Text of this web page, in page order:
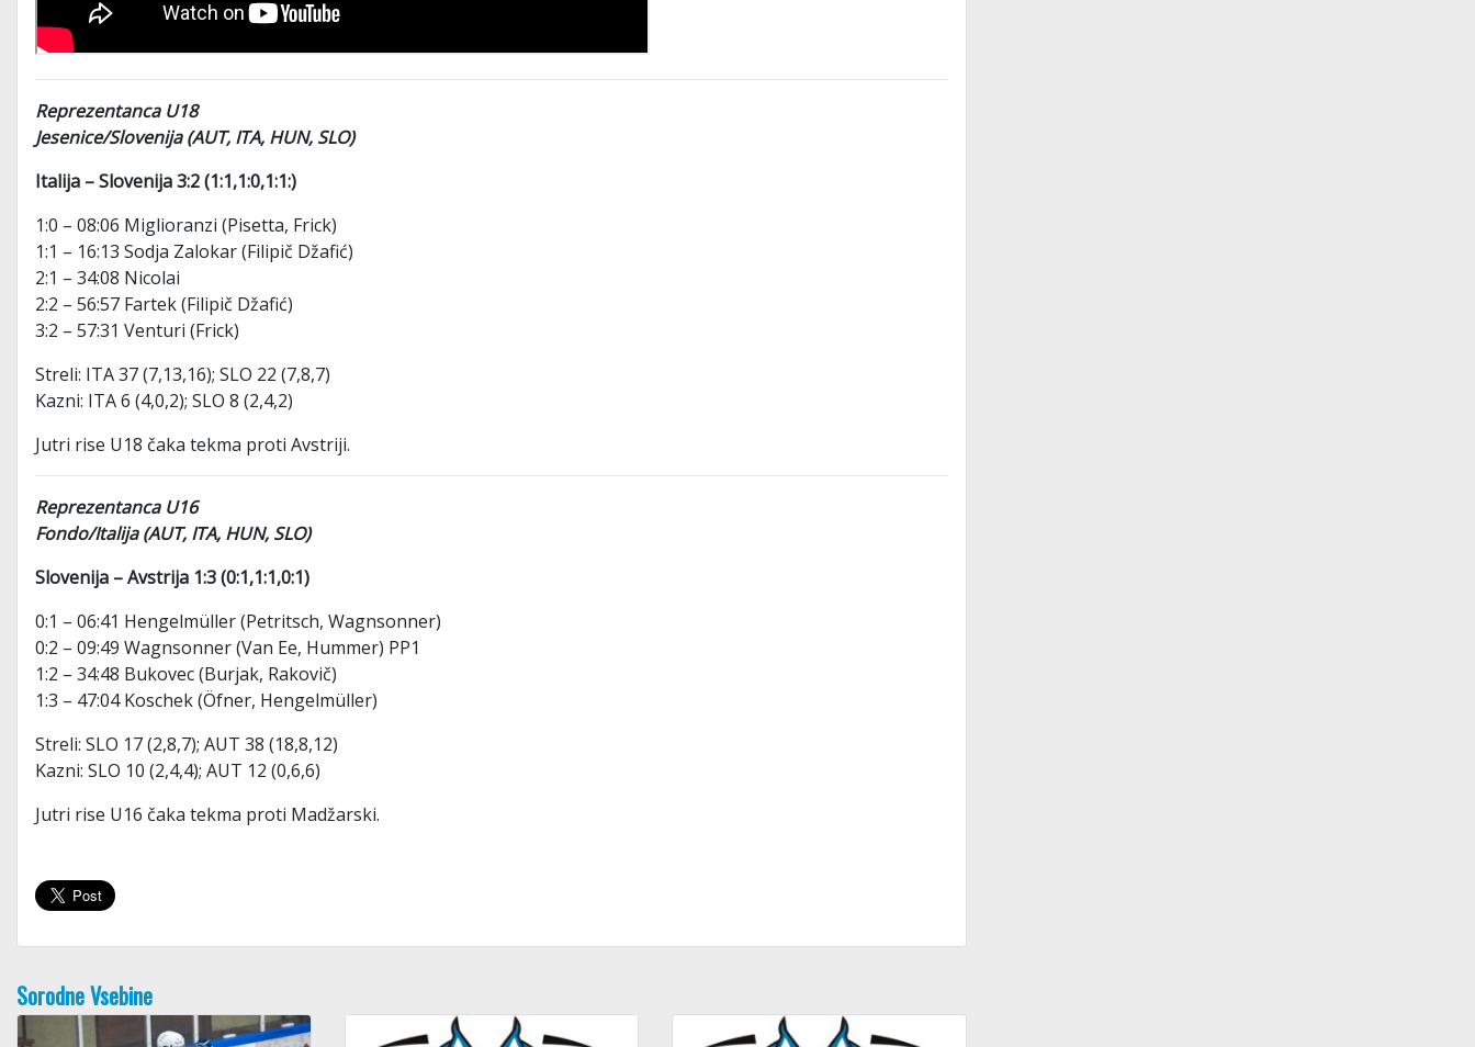
Reprezentanca U18
Jesenice/Slovenija (AUT, ITA, HUN, SLO)
Italija – Slovenija 3:2 (1:1,1:0,1:1:)
1:0 – 08:06 Miglioranzi (Pisetta, Frick)
1:1 – 16:13 Sodja Zalokar (Filipič Džafić)
2:1 – 34:08 Nicolai
2:2 – 56:57 Fartek (Filipič Džafić)
3:2 – 57:31 Venturi (Frick)
Streli: ITA 37 (7,13,16); SLO 22 (7,8,7)
Kazni: ITA 6 (4,0,2); SLO 8 (2,4,2)
Jutri rise U18 čaka tekma proti Avstriji.
Reprezentanca U16
Fondo/Italija (AUT, ITA, HUN, SLO)
Slovenija – Avstrija 1:3 (0:1,1:1,0:1)
0:1 – 06:41 Hengelmüller (Petritsch, Wagnsonner)
0:2 – 09:49 Wagnsonner (Van Ee, Hummer) PP1
1:2 – 34:48 Bukovec (Burjak, Rakovič)
1:3 – 47:04 Koschek (Öfner, Hengelmüller)
Streli: SLO 17 (2,8,7); AUT 38 (18,8,12)
Kazni: SLO 10 (2,4,4); AUT 12 (0,6,6)
Jutri rise U16 čaka tekma proti Madžarski.
Sorodne Vsebine